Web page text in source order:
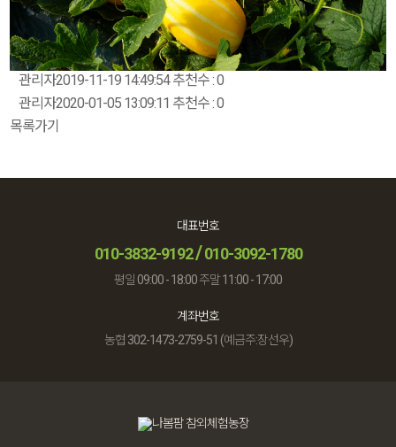
관리자2019-11-19 14:49:54 추천수 : 0
관리자2020-01-05 13:09:11 추천수 : 0
목록가기
대표번호
010-3832-9192/010-3092-1780
평일 09:00 - 18:00 주말 11:00 - 17:00
계좌번호
농협 302-1473-2759-51 (예금주:장선우)